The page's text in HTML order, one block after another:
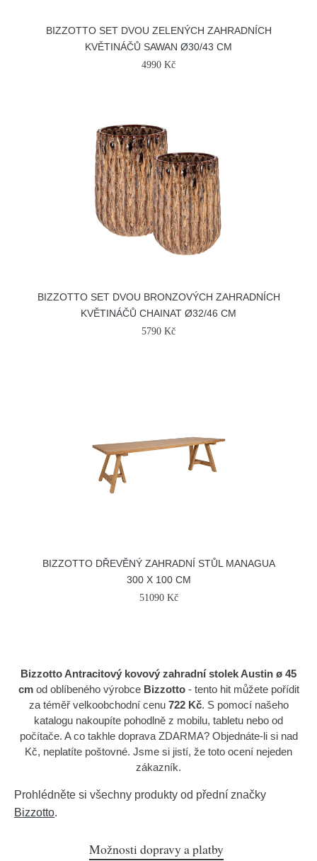
BIZZOTTO SET DVOU ZELENÝCH ZAHRADNÍCH
KVĚTINÁČŮ SAWAN Ø30/43 CM
4990 Kč
BIZZOTTO SET DVOU BRONZOVÝCH ZAHRADNÍCH
KVĚTINÁČŮ CHAINAT Ø32/46 CM
5790 Kč
BIZZOTTO DŘEVĚNÝ ZAHRADNÍ STŮL MANAGUA
300 X 100 CM
51090 Kč
Bizzotto Antracitový kovový zahradní stolek Austin ø 45
cmod oblíbeného výrobceBizzotto- tento hit můžete pořídit
za téměř velkoobchodní cenu 722 Kč. S pomocí našeho
katalogu nakoupíte pohodlně z mobilu, tabletu nebo od
počítače. A co takhle doprava ZDARMA? Objednáte-li si nad
Kč, neplatíte poštovné. Jsme si jistí, že toto ocení nejeden
zákazník.
Prohlédněte si všechny produkty od přední značky
Bizzotto.
Možnosti dopravy a platby